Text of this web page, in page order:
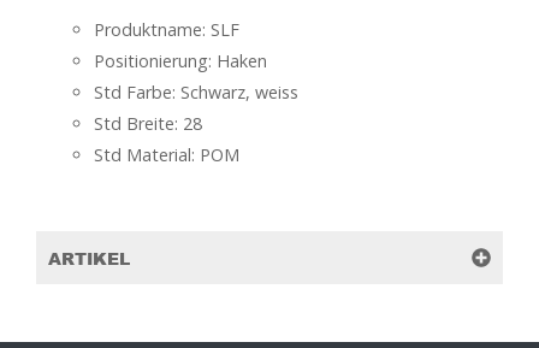
Produktname: SLF
Positionierung: Haken
Std Farbe: Schwarz, weiss
Std Breite: 28
Std Material: POM
ARTIKEL